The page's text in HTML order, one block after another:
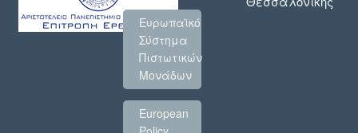
Ευρωπαϊκό
Σύστημα
Πιστωτικών
Μονάδων
European